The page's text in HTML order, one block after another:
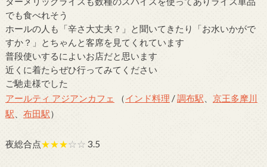
でも食べれそう
ホールの人も「辛さ大丈夫？」と聞いてきたり「お水いかがで
すか？」とちゃんと客席を見てくれています
普段使いするによいお店だと思います
近くに着たらぜひ行ってみてください
ご馳走様でした
アールティ アジアンカフェ
（インド料理 /調布駅
京王多摩川
駅
布田駅）
夜総合点★★★☆☆ 3.5